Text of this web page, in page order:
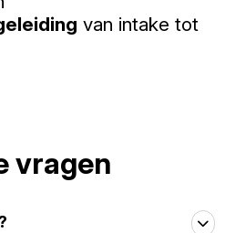
van intake tot
vragen